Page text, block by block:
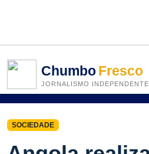
ChumboFresco
JORNALISMO INDEPENDENTE
SOCIEDADE